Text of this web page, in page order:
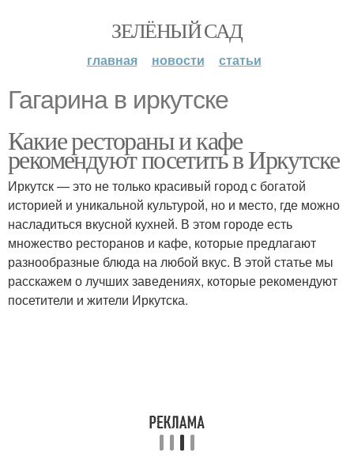
ЗЕЛЁНЫЙ САД
главная новости статьи
Гагарина в иркутске
Какие рестораны и кафе
рекомендуют посетить в Иркутске
Иркутск — это не только красивый город с богатой
историей и уникальной культурой, но и место, где можно
насладиться вкусной кухней. В этом городе есть
множество ресторанов и кафе, которые предлагают
разнообразные блюда на любой вкус. В этой статье мы
расскажем о лучших заведениях, которые рекомендуют
посетители и жители Иркутска.